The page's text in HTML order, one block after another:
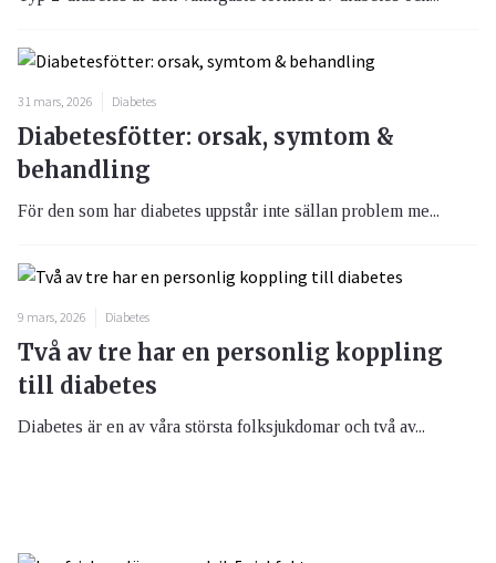
31 mars, 2026 Diabetes
Diabetesfötter: orsak, symtom &
behandling
För den som har diabetes uppstår inte sällan problem me...
9 mars, 2026 Diabetes
Två av tre har en personlig koppling
till diabetes
Diabetes är en av våra största folksjukdomar och två av...